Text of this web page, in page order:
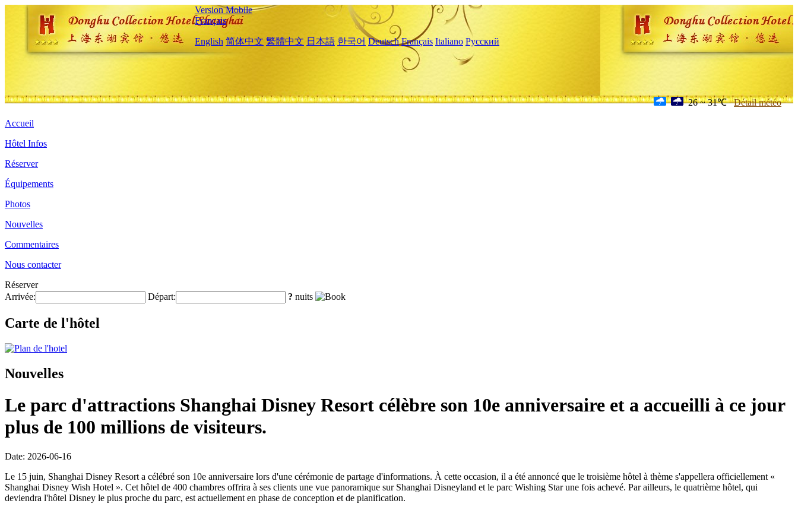
Version Mobile
Français
English 简体中文 繁體中文 日本語 한국어 Deutsch Français Italiano Русский
26 ~ 31℃ Détail météo
Accueil
Hôtel Infos
Réserver
Équipements
Photos
Nouvelles
Commentaires
Nous contacter
Réserver
Arrivée:
Départ: ? nuits
Carte de l'hôtel
Nouvelles
Le parc d'attractions Shanghai Disney Resort célèbre son 10e anniversaire et a accueilli à ce jour
plus de 100 millions de visiteurs.
Date: 2026-06-16
Le 15 juin, Shanghai Disney Resort a célébré son 10e anniversaire lors d'une cérémonie de partage d'informations. À cette occasion, il a été annoncé que le troisième hôtel à thème s'appellera officiellement «
Shanghai Disney Wish Hotel ». Cet hôtel de 400 chambres offrira à ses clients une vue panoramique sur Shanghai Disneyland et le parc Wishing Star une fois achevé. Par ailleurs, le quatrième hôtel, qui
deviendra l'hôtel Disney le plus proche du parc, est actuellement en phase de conception et de planification.